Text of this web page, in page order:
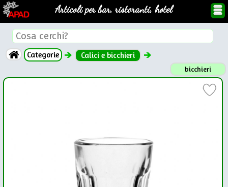
Articoli per bar, ristoranti, hotel
Categorie Calici e bicchieri
bicchieri